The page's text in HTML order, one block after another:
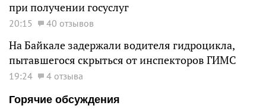
при получении госуслуг
20:15 40 отзывов
На Байкале задержали водителя гидроцикла,
пытавшегося скрыться от инспекторов ГИМС
19:24
4 отзыва
Горячие обсуждения